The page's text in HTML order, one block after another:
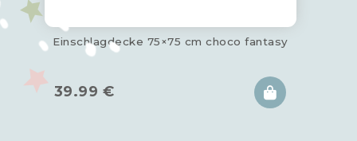
Einschlagdecke 75×75 cm choco fantasy
39.99 €